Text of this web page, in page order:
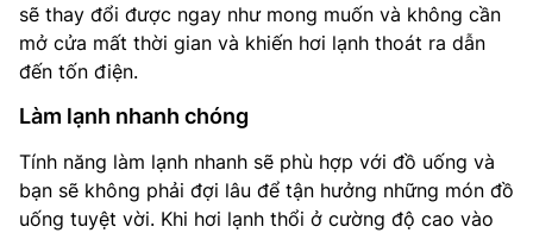
sẽ thay đổi được ngay như mong muốn và không cần
mở cửa mất thời gian và khiến hơi lạnh thoát ra dẫn
đến tốn điện.
Làm lạnh nhanh chóng
Tính năng làm lạnh nhanh sẽ phù hợp với đồ uống và
bạn sẽ không phải đợi lâu để tận hưởng những món đồ
uống tuyệt vời. Khi hơi lạnh thổi ở cường độ cao vào